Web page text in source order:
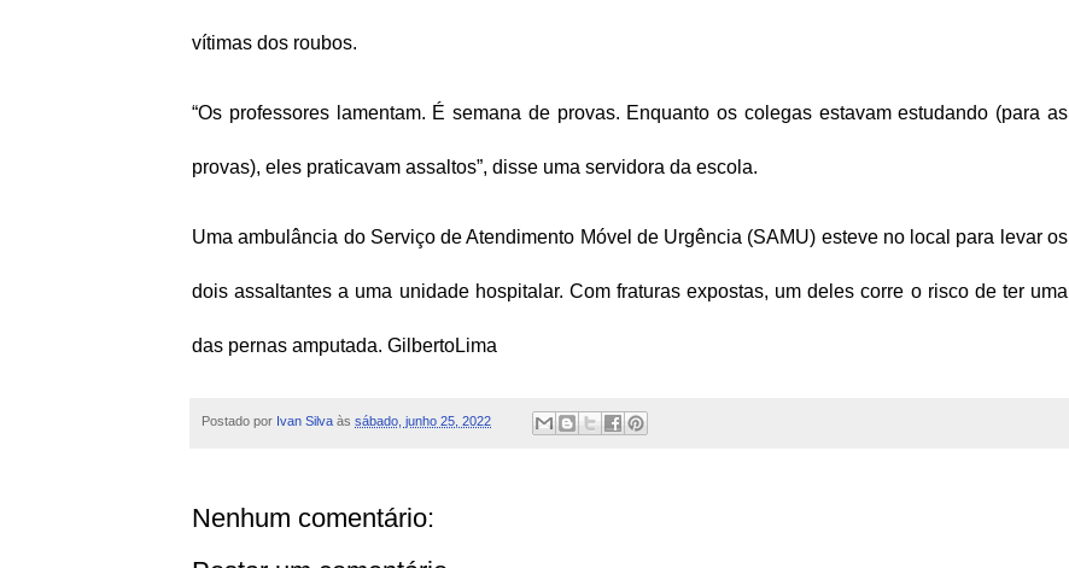
vítimas dos roubos.
“Os professores lamentam. É semana de provas. Enquanto os colegas estavam estudando (para as
provas), eles praticavam assaltos”, disse uma servidora da escola.
Uma ambulância do Serviço de Atendimento Móvel de Urgência (SAMU) esteve no local para levar os
dois assaltantes a uma unidade hospitalar. Com fraturas expostas, um deles corre o risco de ter uma
das pernas amputada. GilbertoLima
Postado por Ivan Silva às sábado, junho 25, 2022
Nenhum comentário: